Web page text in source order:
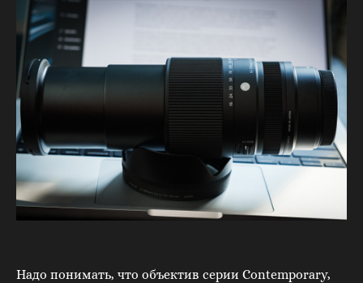
Надо понимать, что объектив серии Contemporary,